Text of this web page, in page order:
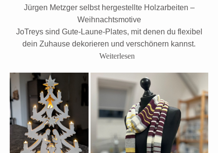
Jürgen Metzger selbst hergestellte Holzarbeiten –
Weihnachtsmotive
JoTreys sind Gute-Laune-Plates, mit denen du flexibel
dein Zuhause dekorieren und verschönern kannst.
Weiterlesen